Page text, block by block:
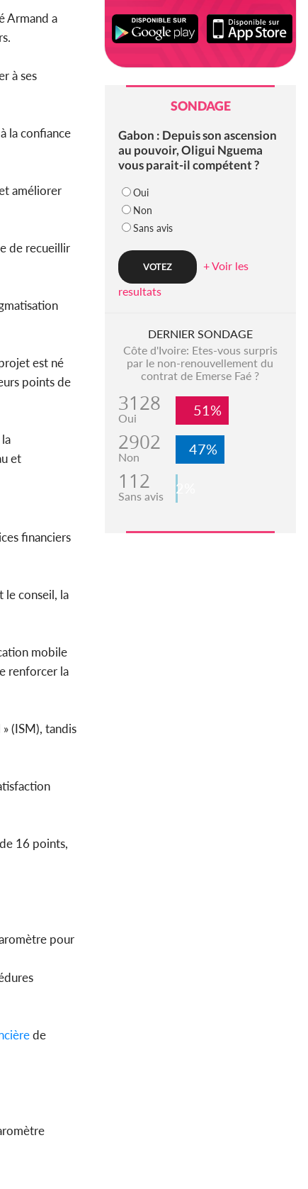
Armand a
à ses
la confiance
améliorer
de recueillir
est né
points de
et
financiers
le conseil, la
mobile
renforcer la
(ISM), tandis
16 points,
pour
de
SONDAGE
Gabon : Depuis son ascension
au pouvoir, Oligui Nguema
vous parait-il compétent ?
Oui
Non
Sans avis
+ Voir les
resultats
DERNIER SONDAGE
Côte d'Ivoire: Etes-vous surpris
par le non-renouvellement du
contrat de Emerse Faé ?
3128
Oui 51%
2902
Non 47%
112
Sans avis 2%